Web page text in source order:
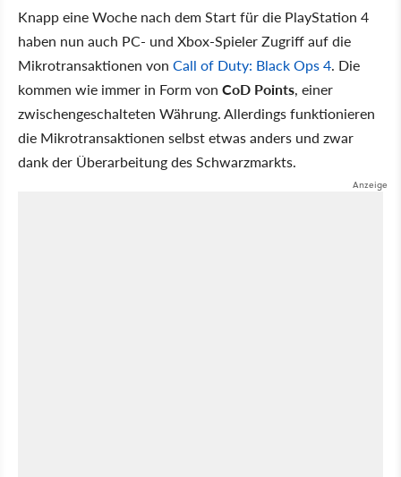
Knapp eine Woche nach dem Start für die PlayStation 4
haben nun auch PC- und Xbox-Spieler Zugriff auf die
Mikrotransaktionen von Call of Duty: Black Ops 4. Die
kommen wie immer in Form von CoD Points, einer
zwischengeschalteten Währung. Allerdings funktionieren
die Mikrotransaktionen selbst etwas anders und zwar
dank der Überarbeitung des Schwarzmarkts.